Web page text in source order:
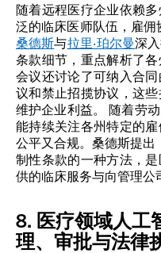
随着远程医疗企业依赖
泛的临床医师队伍，雇佣
桑德斯与拉里·珀尔曼深
条款细节，重点解析了各
会议还讨论了可纳入合
议和禁止招揽协议，这
维护企业利益。 随着劳
能持续关注各州特定的
公平又合规。桑德斯提
制性条款的一种方法，
供的临床服务与向管理公
8. 医疗领域人工
理、审批与法律